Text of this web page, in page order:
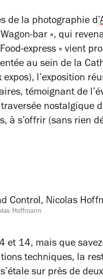
de la photographie d’
bar », qui
express » vient
au sein de la
l’exposition
témoignant de
nostalgique
à s’offrir (sans rien
Hoffmann
et 14, mais que
techniques, la
sur près de